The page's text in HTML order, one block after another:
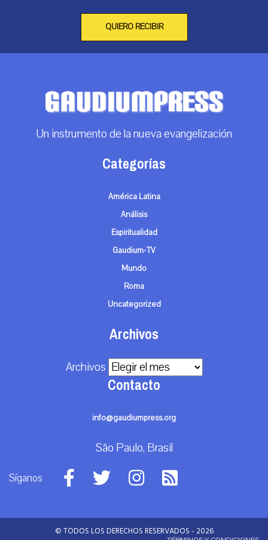
QUIERO RECIBIR
Un instrumento de la nueva evangelización
Categorías
América Latina
Análisis
Espiritualidad
Gaudium-TV
Mundo
Roma
Uncategorized
Archivos
Archivos
Contacto
info@gaudiumpress.org
São Paulo, Brasil
Síganos
© TODOS LOS DERECHOS RESERVADOS - 2026